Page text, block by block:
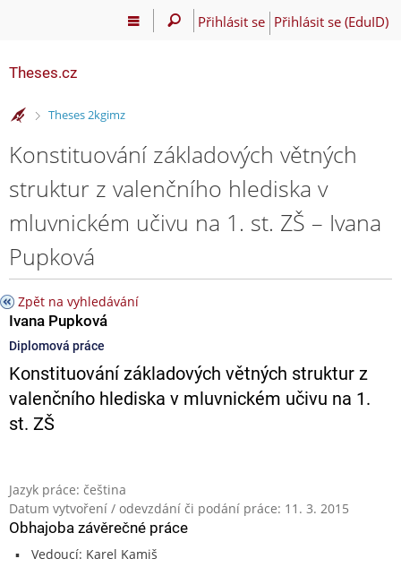
Přihlásit se Přihlásit se (EduID)
Theses.cz
>
Theses 2kgimz
Konstituování základových větných
struktur z valenčního hlediska v
mluvnickém učivu na 1. st. ZŠ – Ivana
Pupková
Zpět na vyhledávání
Ivana Pupková
Diplomová práce
Konstituování základových větných struktur z
valenčního hlediska v mluvnickém učivu na 1.
st. ZŠ
Jazyk práce: čeština
Datum vytvoření / odevzdání či podání práce: 11. 3. 2015
Obhajoba závěrečné práce
Vedoucí: Karel Kamiš